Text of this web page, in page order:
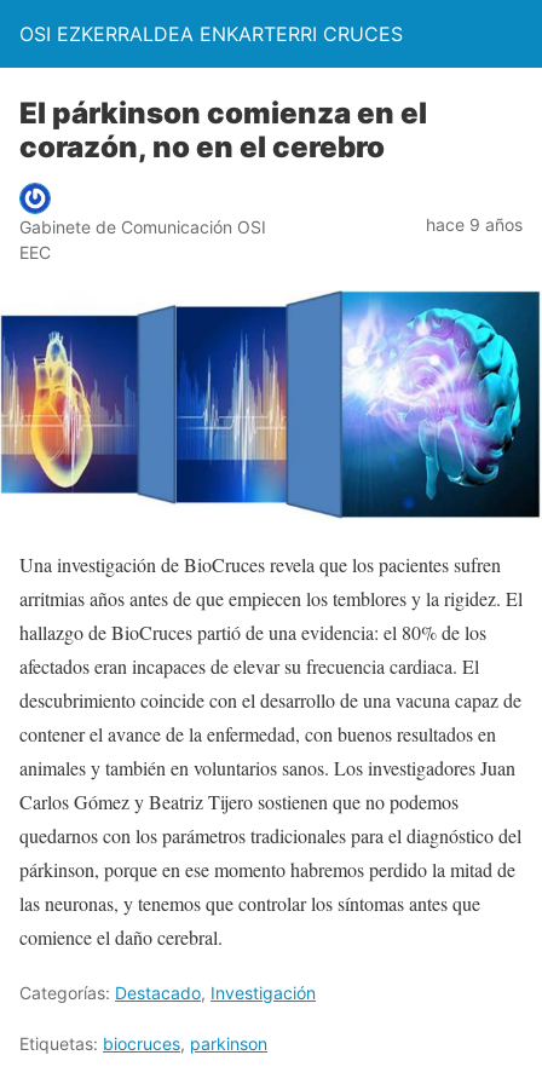
OSI EZKERRALDEA ENKARTERRI CRUCES
El párkinson comienza en el
corazón, no en el cerebro
Gabinete de Comunicación OSI
EEC
hace 9 años
Una investigación de BioCruces revela que los pacientes sufren
arritmias años antes de que empiecen los temblores y la rigidez. El
hallazgo de BioCruces partió de una evidencia: el 80% de los
afectados eran incapaces de elevar su frecuencia cardiaca. El
descubrimiento coincide con el desarrollo de una vacuna capaz de
contener el avance de la enfermedad, con buenos resultados en
animales y también en voluntarios sanos. Los investigadores Juan
Carlos Gómez y Beatriz Tijero sostienen que no podemos
quedarnos con los parámetros tradicionales para el diagnóstico del
párkinson, porque en ese momento habremos perdido la mitad de
las neuronas, y tenemos que controlar los síntomas antes que
comience el daño cerebral.
Categorías: Destacado, Investigación
Etiquetas: biocruces, parkinson